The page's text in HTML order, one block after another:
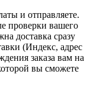
и отправляете.
проверки вашего
доставка сразу
(Индекс, адрес
заказа вам на
вы сможете